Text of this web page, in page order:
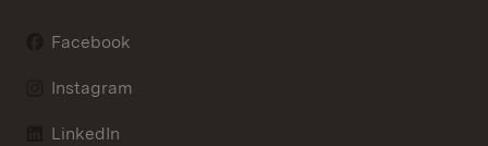
Facebook
Instagram
LinkedIn